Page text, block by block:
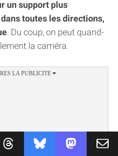
un support plus
toutes les directions,
. Du coup, on peut quand-
la caméra.